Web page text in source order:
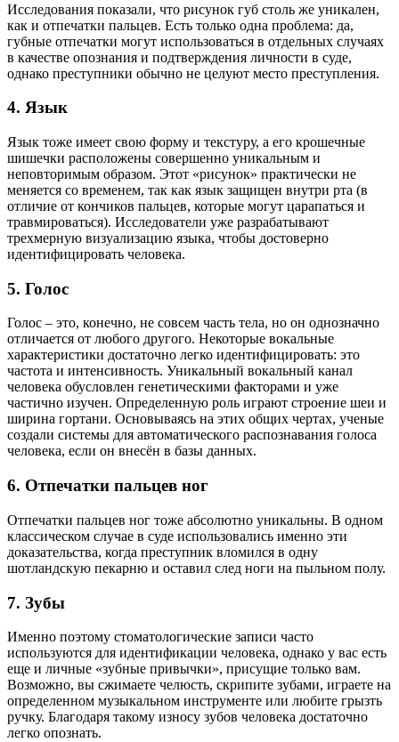
Исследования показали, что рисунок губ столь же уникален,
как и отпечатки пальцев. Есть только одна проблема: да,
губные отпечатки могут использоваться в отдельных случаях
в качестве опознания и подтверждения личности в суде,
однако преступники обычно не целуют место преступления.
4. Язык
Язык тоже имеет свою форму и текстуру, а его крошечные
шишечки расположены совершенно уникальным и
неповторимым образом. Этот «рисунок» практически не
меняется со временем, так как язык защищен внутри рта (в
отличие от кончиков пальцев, которые могут царапаться и
травмироваться). Исследователи уже разрабатывают
трехмерную визуализацию языка, чтобы достоверно
идентифицировать человека.
5. Голос
Голос – это, конечно, не совсем часть тела, но он однозначно
отличается от любого другого. Некоторые вокальные
характеристики достаточно легко идентифицировать: это
частота и интенсивность. Уникальный вокальный канал
человека обусловлен генетическими факторами и уже
частично изучен. Определенную роль играют строение шеи и
ширина гортани. Основываясь на этих общих чертах, ученые
создали системы для автоматического распознавания голоса
человека, если он внесён в базы данных.
6. Отпечатки пальцев ног
Отпечатки пальцев ног тоже абсолютно уникальны. В одном
классическом случае в суде использовались именно эти
доказательства, когда преступник вломился в одну
шотландскую пекарню и оставил след ноги на пыльном полу.
7. Зубы
Именно поэтому стоматологические записи часто
используются для идентификации человека, однако у вас есть
еще и личные «зубные привычки», присущие только вам.
Возможно, вы сжимаете челюсть, скрипите зубами, играете на
определенном музыкальном инструменте или любите грызть
ручку. Благодаря такому износу зубов человека достаточно
легко опознать.